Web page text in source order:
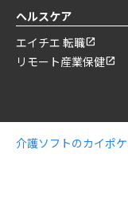
ヘルスケア
エイチエ 転職
リモート産業保健
介護ソフトのカイポ